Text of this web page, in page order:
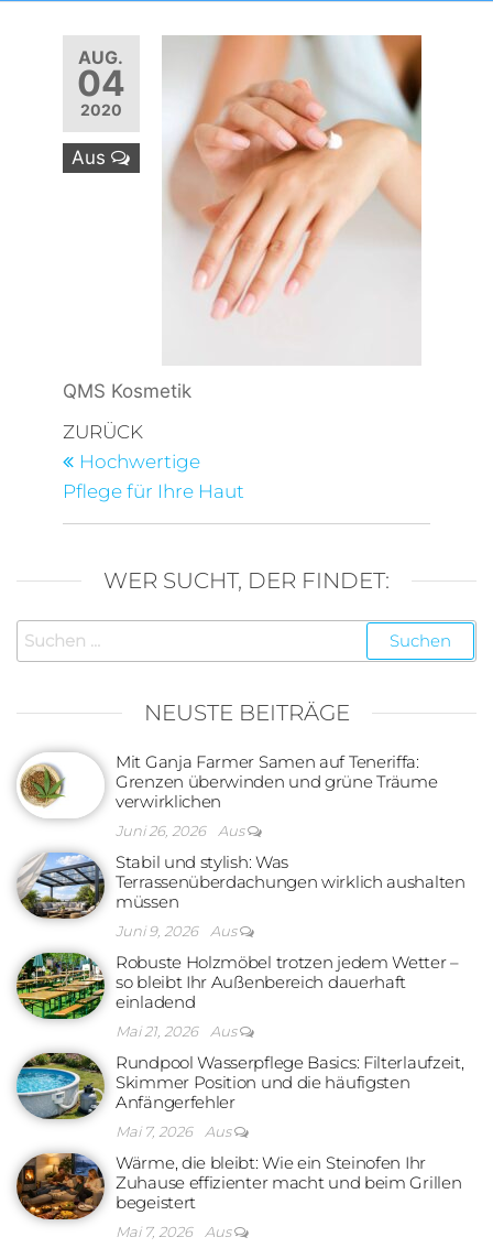
AUG.
04
2020
Aus
QMS Kosmetik
Beitragsnavigation
Vorheriger
Beitrag
ZURÜCK
Hochwertige
Pflege für Ihre Haut
WER SUCHT, DER FINDET:
Suchen
nach:
NEUSTE BEITRÄGE
Mit Ganja Farmer Samen auf Teneriffa:
Grenzen überwinden und grüne Träume
verwirklichen
Juni 26, 2026 Aus
Stabil und stylish: Was
Terrassenüberdachungen wirklich aushalten
müssen
Juni 9, 2026 Aus
Robuste Holzmöbel trotzen jedem Wetter –
so bleibt Ihr Außenbereich dauerhaft
einladend
Mai 21, 2026 Aus
Rundpool Wasserpflege Basics: Filterlaufzeit,
Skimmer Position und die häufigsten
Anfängerfehler
Mai 7, 2026 Aus
Wärme, die bleibt: Wie ein Steinofen Ihr
Zuhause effizienter macht und beim Grillen
begeistert
Mai 7, 2026 Aus